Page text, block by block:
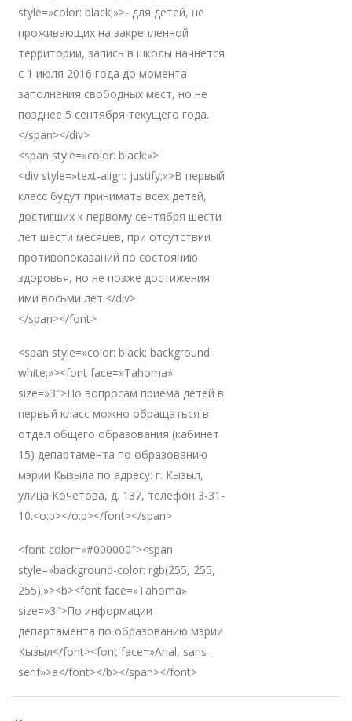
style=»color: black;»>- для детей, не
проживающих на закрепленной
территории, запись в школы начнется
с 1 июля 2016 года до момента
заполнения свободных мест, но не
позднее 5 сентября текущего года.
</span></div>
<span style=»color: black;»>
<div style=»text-align: justify;»>В первый
класс будут принимать всех детей,
достигших к первому сентября шести
лет шести месяцев, при отсутствии
противопоказаний по состоянию
здоровья, но не позже достижения
ими восьми лет.</div>
</span></font>
<span style=»color: black; background:
white;»><font face=»Tahoma»
size=»3″>По вопросам приема детей в
первый класс можно обращаться в
отдел общего образования (кабинет
15) департамента по образованию
мэрии Кызыла по адресу: г. Кызыл,
улица Кочетова, д. 137, телефон 3-31-
10.<o:p></o:p></font></span>
<font color=»#000000″><span
style=»background-color: rgb(255, 255,
255);»><b><font face=»Tahoma»
size=»3″>По информации
департамента по образованию мэрии
Кызыл</font><font face=»Arial, sans-
serif»>а</font></b></span></font>